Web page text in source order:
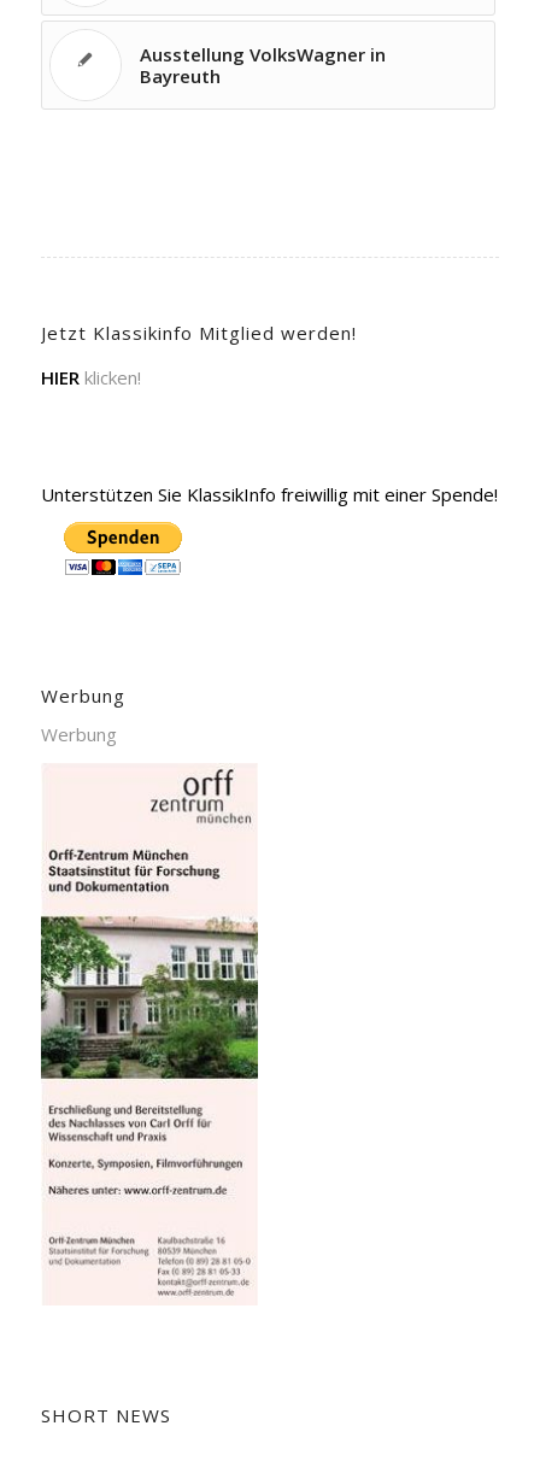
Ausstellung VolksWagner in
Bayreuth
Jetzt Klassikinfo Mitglied werden!
HIER klicken!
Unterstützen Sie KlassikInfo freiwillig mit einer Spende!
Werbung
Werbung
SHORT NEWS